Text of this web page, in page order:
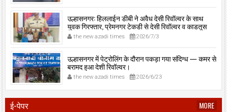
उल्हासनगर: हिललाईन डीबी ने अवैध देसी रिवॉल्वर के साथ
युवक गिरफ्तार, प्रेमनगर टेकडी से देसी रिवॉल्वर व काडतूस
जप्त, इलीगल हथियार साथ पकड़ा गया युवक एक दिन की
पोलीस कोठडी में।
the new azadi times 2026/7/3
उल्हासनगर में पेट्रोलिंग के दौरान पकड़ा गया संदिग्ध — कमर से
बरामद हुआ देशी रिवॉल्वर।
the new azadi times 2026/6/23
ई-पेपर MORE